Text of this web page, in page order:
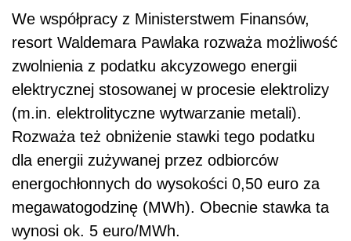
We współpracy z Ministerstwem Finansów,
resort Waldemara Pawlaka rozważa możliwość
zwolnienia z podatku akcyzowego energii
elektrycznej stosowanej w procesie elektrolizy
(m.in. elektrolityczne wytwarzanie metali).
Rozważa też obniżenie stawki tego podatku
dla energii zużywanej przez odbiorców
energochłonnych do wysokości 0,50 euro za
megawatogodzinę (MWh). Obecnie stawka ta
wynosi ok. 5 euro/MWh.